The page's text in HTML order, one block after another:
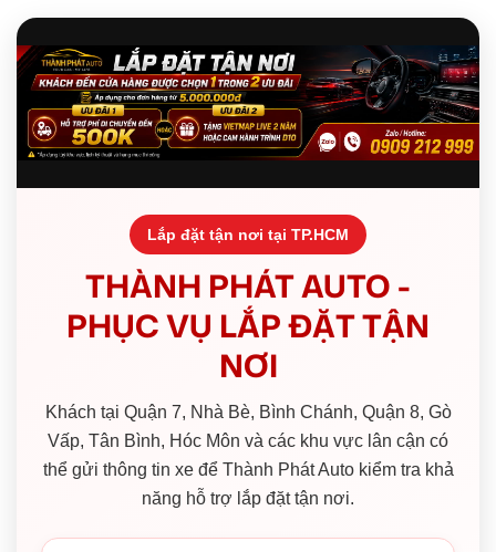
Lắp đặt tận nơi tại TP.HCM
THÀNH PHÁT AUTO -
PHỤC VỤ LẮP ĐẶT TẬN
NƠI
Khách tại Quận 7, Nhà Bè, Bình Chánh, Quận 8, Gò
Vấp, Tân Bình, Hóc Môn và các khu vực lân cận có
thể gửi thông tin xe để Thành Phát Auto kiểm tra khả
năng hỗ trợ lắp đặt tận nơi.